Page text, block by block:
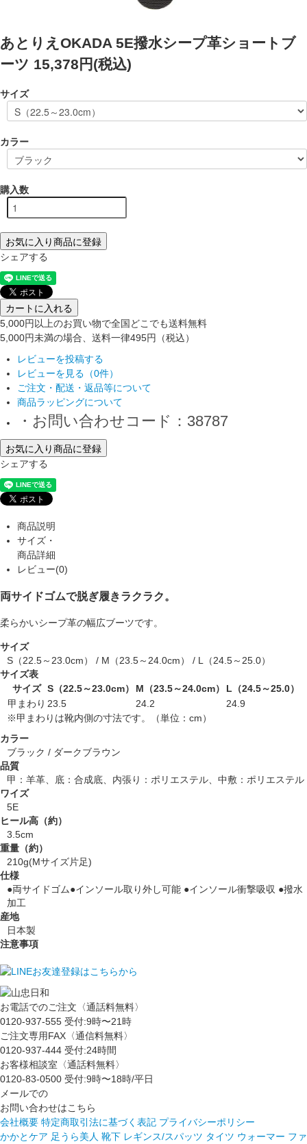
あとりえOKADA 5E撥水シープ革ショートブ
ーツ 15,378円(税込)
サイズ
カラー
購入数
お気に入り商品に登録
シェアする
カートに入れる
5,000円以上のお買い物で全国どこでも送料無料
5,000円未満の場合、送料一律495円（税込）
レビューを投稿する
レビューを見る（0件）
ご注文・配送・返品等について
商品ラッピングについて
・お問い合わせコード：38787
お気に入り商品に登録
シェアする
商品説明
サイズ・
商品詳細
レビュー(0)
両サイドゴムで脱ぎ履きラクラク。
柔らかいシープ革の幅広ブーツです。
サイズ
S（22.5～23.0cm） / M（23.5～24.0cm） / L（24.5～25.0）
サイズ表
サイズ S（22.5～23.0cm） M（23.5～24.0cm）
L（24.5～25.0）
甲まわり 23.5 24.2
24.9
※甲まわりは靴内側の寸法です。（単位：cm）
カラー
ブラック / ダークブラウン
品質
甲：羊革、底：合成底、内張り：ポリエステル、中敷：ポリエステル
ワイズ
5E
ヒール高（約）
3.5cm
重量（約）
210g(Mサイズ片足)
仕様
●両サイドゴム●インソール取り外し可能 ●インソール衝撃吸収 ●撥水
加工
産地
日本製
注意事項
お電話でのご注文〈通話料無料〉
0120-937-555 受付:9時〜21時
ご注文専用FAX〈通信料無料〉
0120-937-444 受付:24時間
お客様相談室〈通話料無料〉
0120-83-0500 受付:9時〜18時/平日
メールでの
お問い合わせはこちら
会社概要 特定商取引法に基づく表記 プライバシーポリシー
かかとケア 足うら美人 靴下 レギンス/スパッツ タイツ ウォーマー ファ